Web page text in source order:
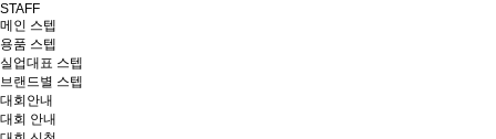
STAFF
메인 스텝
용품 스텝
실업대표 스텝
브랜드별 스텝
대회안내
대회 안내